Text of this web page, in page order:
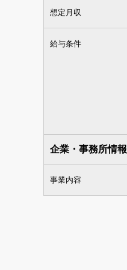
想定月収
給与条件
企業・事務所情報
事業内容